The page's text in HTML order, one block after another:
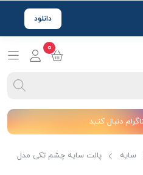
دانلود
0
دنبال کنید
سایه
پالت سایه چشم تکی مدل